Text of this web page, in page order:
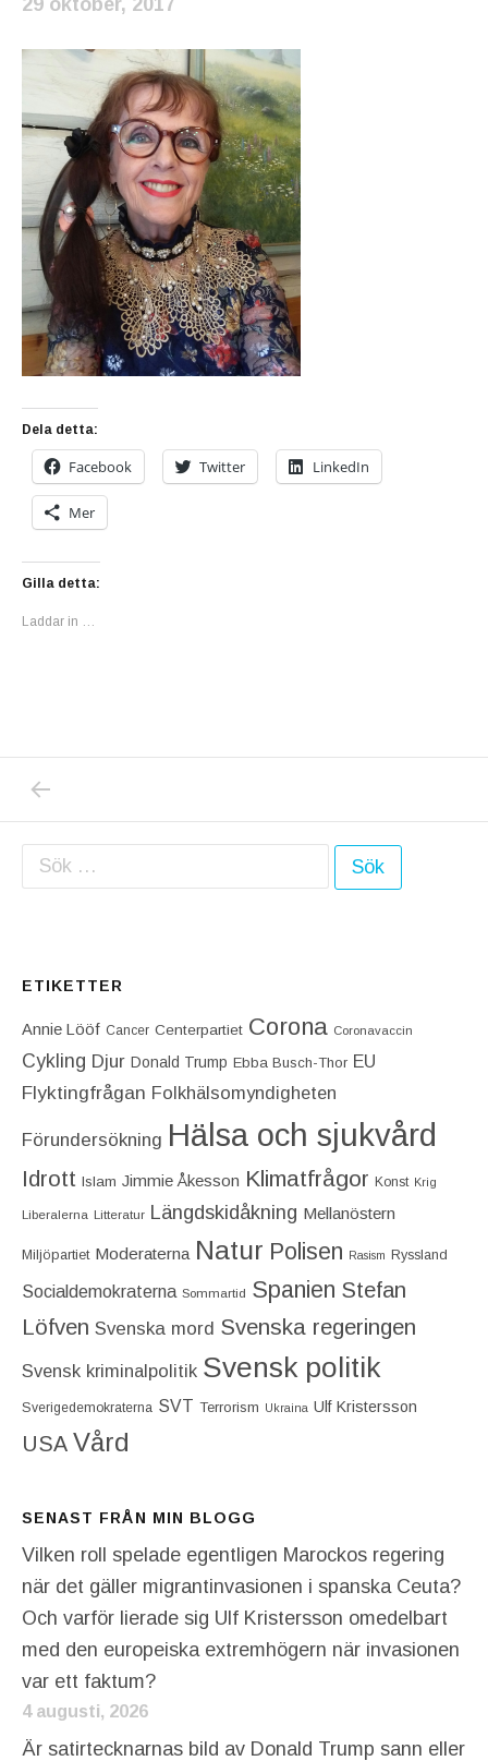
29 oktober, 2017
Dela detta:
Facebook Twitter LinkedIn
Mer
Gilla detta:
Laddar in …
Inläggsnavigering
Sök efter:
ETIKETTER
Annie Lööf Cancer Centerpartiet‎ Corona Coronavaccin
Cykling Djur Donald Trump Ebba Busch-Thor EU
Flyktingfrågan Folkhälsomyndigheten
Förundersökning Hälsa och sjukvård
Idrott Islam Jimmie Åkesson Klimatfrågor Konst Krig
Liberalerna Litteratur Längdskidåkning Mellanöstern
Miljöpartiet Moderaterna Natur Polisen Rasism Ryssland
Socialdemokraterna Sommartid Spanien Stefan
Löfven Svenska mord Svenska regeringen
Svensk kriminalpolitik Svensk politik
Sverigedemokraterna SVT Terrorism Ukraina Ulf Kristersson
USA Vård
SENAST FRÅN MIN BLOGG
Vilken roll spelade egentligen Marockos regering
när det gäller migrantinvasionen i spanska Ceuta?
Och varför lierade sig Ulf Kristersson omedelbart
med den europeiska extremhögern när invasionen
var ett faktum?
4 augusti, 2026
Är satirtecknarnas bild av Donald Trump sann eller